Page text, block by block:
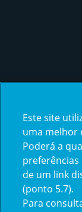
Este site
uma melhor
Poderá a
preferências
de um link
(ponto 5.7).
Para